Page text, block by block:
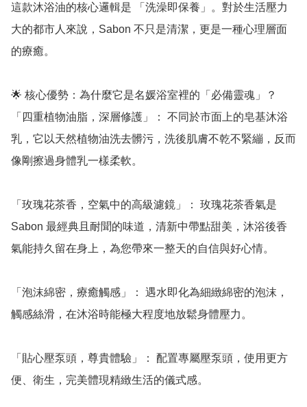
這款沐浴油的核心邏輯是 「洗澡即保養」。對於生活壓力
大的都市人來說，Sabon 不只是清潔，更是一種心理層面
的療癒。
🌟 核心優勢：為什麼它是名媛浴室裡的「必備靈魂」？
「四重植物油脂，深層修護」： 不同於市面上的皂基沐浴
乳，它以天然植物油洗去髒污，洗後肌膚不乾不緊繃，反而
像剛擦過身體乳一樣柔軟。
「玫瑰花茶香，空氣中的高級濾鏡」： 玫瑰花茶香氣是
Sabon 最經典且耐聞的味道，清新中帶點甜美，沐浴後香
氣能持久留在身上，為您帶來一整天的自信與好心情。
「泡沫綿密，療癒觸感」： 遇水即化為細緻綿密的泡沫，
觸感絲滑，在沐浴時能極大程度地放鬆身體壓力。
「貼心壓泵頭，尊貴體驗」： 配置專屬壓泵頭，使用更方
便、衛生，完美體現精緻生活的儀式感。